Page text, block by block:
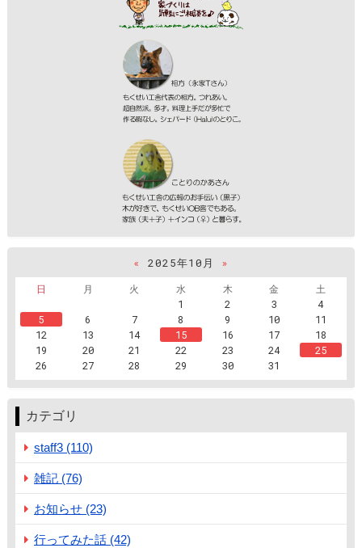
« 2025年10月
»
日
月 火 水 木 金
土
1
2 3
4
5
6 7 8 9 10
11
12
13 14 15 16 17
18
19
20 21 22 23 24
25
26
27 28 29 30 31
カテゴリ
staff3 (110)
雑記 (76)
お知らせ (23)
行ってみた話 (42)